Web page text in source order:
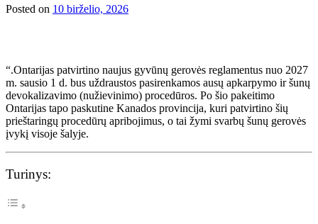
Posted on 10 birželio, 2026
“.Ontarijas patvirtino naujus gyvūnų gerovės reglamentus nuo 2027
m. sausio 1 d. bus uždraustos pasirenkamos ausų apkarpymo ir šunų
devokalizavimo (nužievinimo) procedūros. Po šio pakeitimo
Ontarijas tapo paskutine Kanados provincija, kuri patvirtino šių
prieštaringų procedūrų apribojimus, o tai žymi svarbų šunų gerovės
įvykį visoje šalyje.
Turinys: